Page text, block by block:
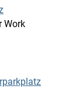
Work